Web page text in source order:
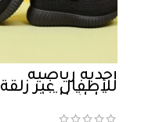
أحذية رياضية
للأطفال غير زلقة
وقابلة للتنفس
وكاجوال للمدرسة